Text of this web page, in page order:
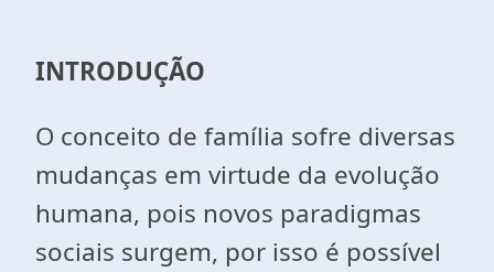
INTRODUÇÃO
O conceito de família sofre diversas
mudanças em virtude da evolução
humana, pois novos paradigmas
sociais surgem, por isso é possível